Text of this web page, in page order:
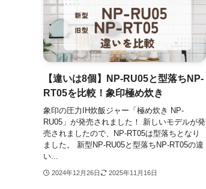
【違いは8個】NP-RU05と型落ちNP-
RT05を比較！象印極め炊き
象印の圧力IH炊飯ジャー「極め炊き NP-
RU05」が発売されました！ 新しいモデルが発
売されましたので、NP-RT05は型落ちとなり
ました。 新型NP-RU05と型落ちNP-RT05の違
い...
2024年12月26日 2025年11月16日